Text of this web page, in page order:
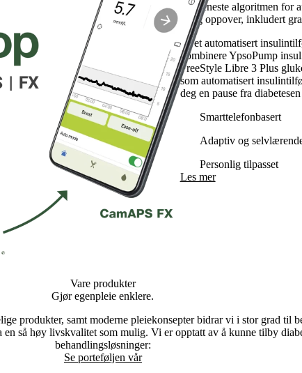
Den eneste algoritmen
år og oppover, inkludert
Få et automatisert
kombinere YpsoPump
FreeStyle Libre 3 Plus
som automatisert
deg en pause fra
Smarttelefonbasert
Adaptiv og
Personlig tilpasset
Les mer
Vare produkter
Gjør egenpleie enklere.
produkter, samt moderne pleiekonsepter bidrar vi i stor grad til
så høy livskvalitet som mulig. Vi er opptatt av å kunne tilby
behandlingsløsninger:
Se porteføljen vår